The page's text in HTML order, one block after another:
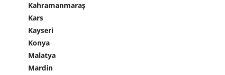
Kahramanmaraş
Kars
Kayseri
Konya
Malatya
Mardin